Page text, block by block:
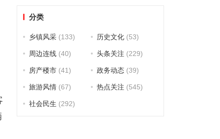
分类
乡镇风采(133) 历史文化(53)
周边连线(40) 头条关注 (229)
房产楼市(41) 政务动态(39)
旅游风情(67) 热点关注 (545)
社会民生 (292)